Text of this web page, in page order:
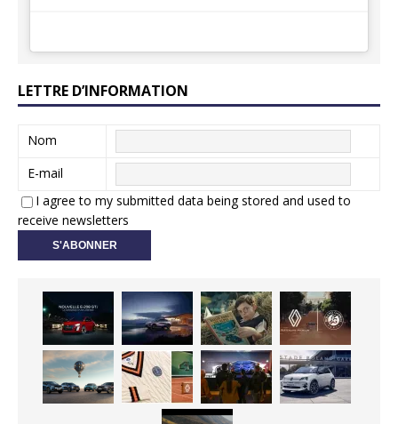
LETTRE D’INFORMATION
Nom
E-mail
I agree to my submitted data being stored and used to
receive newsletters